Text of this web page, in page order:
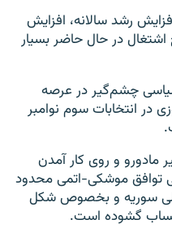
رشد سالانه، افزایش
در حال حاضر بسیار
چشم‌گیر در عرصه
در انتخابات سوم نوامبر
مادورو و روی کار آمدن
توافق موشکی-اتمی محدود
سوریه و بخصوص شکل
حساب گشوده است.